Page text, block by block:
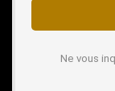
Ne vous